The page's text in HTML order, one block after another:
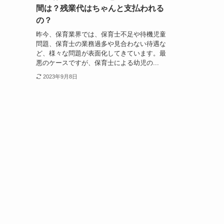
間は？残業代はちゃんと支払われる
の？
昨今、保育業界では、保育士不足や待機児童
問題、保育士の業務過多や見合わない待遇な
ど、様々な問題が表面化してきています。最
悪のケースですが、保育士による幼児の...
2023年9月8日